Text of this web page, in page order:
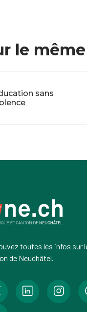
le
sans
toutes les infos sur
de Neuchâtel.